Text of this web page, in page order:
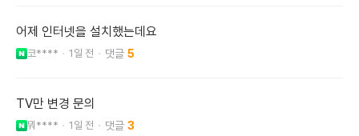
어제 인터넷을 설치했는데요
코**** 1일 전 5
TV만 변경 문의
뭐**** 1일 전 3